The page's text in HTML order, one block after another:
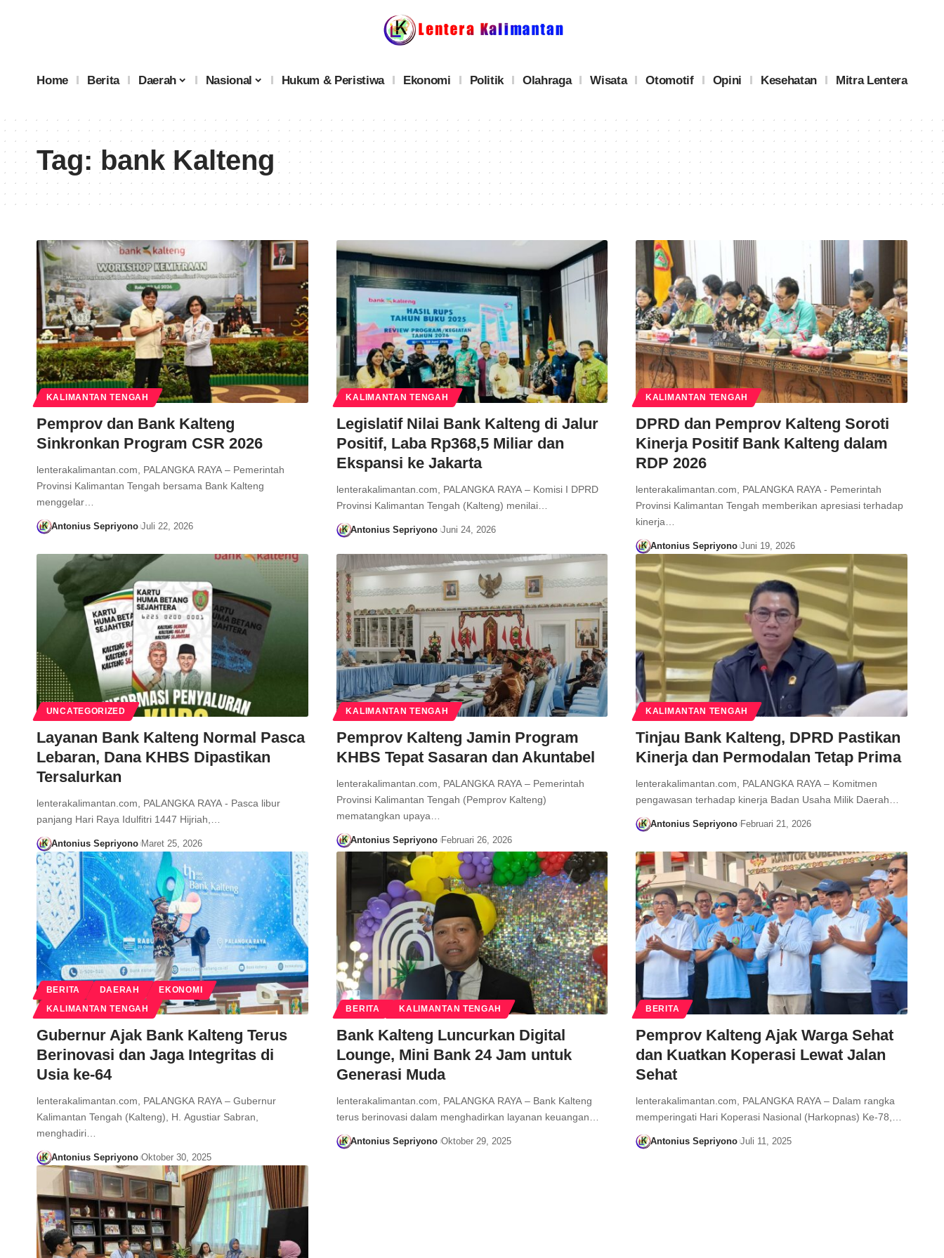
Home Berita Daerah Nasional Hukum & Peristiwa Ekonomi Politik Olahraga Wisata Otomotif Opini Kesehatan Mitra Lentera
Tag:bank Kalteng
KALIMANTAN TENGAH
Pemprov dan Bank Kalteng
Sinkronkan Program CSR 2026
lenterakalimantan.com, PALANGKA RAYA – Pemerintah
Provinsi Kalimantan Tengah bersama Bank Kalteng
menggelar…
Antonius Sepriyono Juli 22, 2026
KALIMANTAN TENGAH
Legislatif Nilai Bank Kalteng di Jalur
Positif, Laba Rp368,5 Miliar dan
Ekspansi ke Jakarta
lenterakalimantan.com, PALANGKA RAYA – Komisi I DPRD
Provinsi Kalimantan Tengah (Kalteng) menilai…
Antonius Sepriyono Juni 24, 2026
KALIMANTAN TENGAH
DPRD dan Pemprov Kalteng Soroti
Kinerja Positif Bank Kalteng dalam
RDP 2026
lenterakalimantan.com, PALANGKA RAYA - Pemerintah
Provinsi Kalimantan Tengah memberikan apresiasi terhadap
kinerja…
Antonius Sepriyono Juni 19, 2026
UNCATEGORIZED
Layanan Bank Kalteng Normal Pasca
Lebaran, Dana KHBS Dipastikan
Tersalurkan
lenterakalimantan.com, PALANGKA RAYA - Pasca libur
panjang Hari Raya Idulfitri 1447 Hijriah,…
Antonius Sepriyono Maret 25, 2026
KALIMANTAN TENGAH
Pemprov Kalteng Jamin Program
KHBS Tepat Sasaran dan Akuntabel
lenterakalimantan.com, PALANGKA RAYA – Pemerintah
Provinsi Kalimantan Tengah (Pemprov Kalteng)
mematangkan upaya…
Antonius Sepriyono Februari 26, 2026
KALIMANTAN TENGAH
Tinjau Bank Kalteng, DPRD Pastikan
Kinerja dan Permodalan Tetap Prima
lenterakalimantan.com, PALANGKA RAYA – Komitmen
pengawasan terhadap kinerja Badan Usaha Milik Daerah…
Antonius Sepriyono Februari 21, 2026
BERITA DAERAH EKONOMI
KALIMANTAN TENGAH
Gubernur Ajak Bank Kalteng Terus
Berinovasi dan Jaga Integritas di
Usia ke-64
lenterakalimantan.com, PALANGKA RAYA – Gubernur
Kalimantan Tengah (Kalteng), H. Agustiar Sabran,
menghadiri…
Antonius Sepriyono Oktober 30, 2025
BERITA KALIMANTAN TENGAH
Bank Kalteng Luncurkan Digital
Lounge, Mini Bank 24 Jam untuk
Generasi Muda
lenterakalimantan.com, PALANGKA RAYA – Bank Kalteng
terus berinovasi dalam menghadirkan layanan keuangan…
Antonius Sepriyono Oktober 29, 2025
BERITA
Pemprov Kalteng Ajak Warga Sehat
dan Kuatkan Koperasi Lewat Jalan
Sehat
lenterakalimantan.com, PALANGKA RAYA – Dalam rangka
memperingati Hari Koperasi Nasional (Harkopnas) Ke-78,…
Antonius Sepriyono Juli 11, 2025